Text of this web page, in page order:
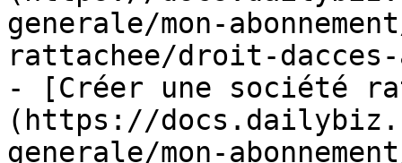
generale/mon-
rattachee/droit-
- [Créer une société
(https://
generale/mon-